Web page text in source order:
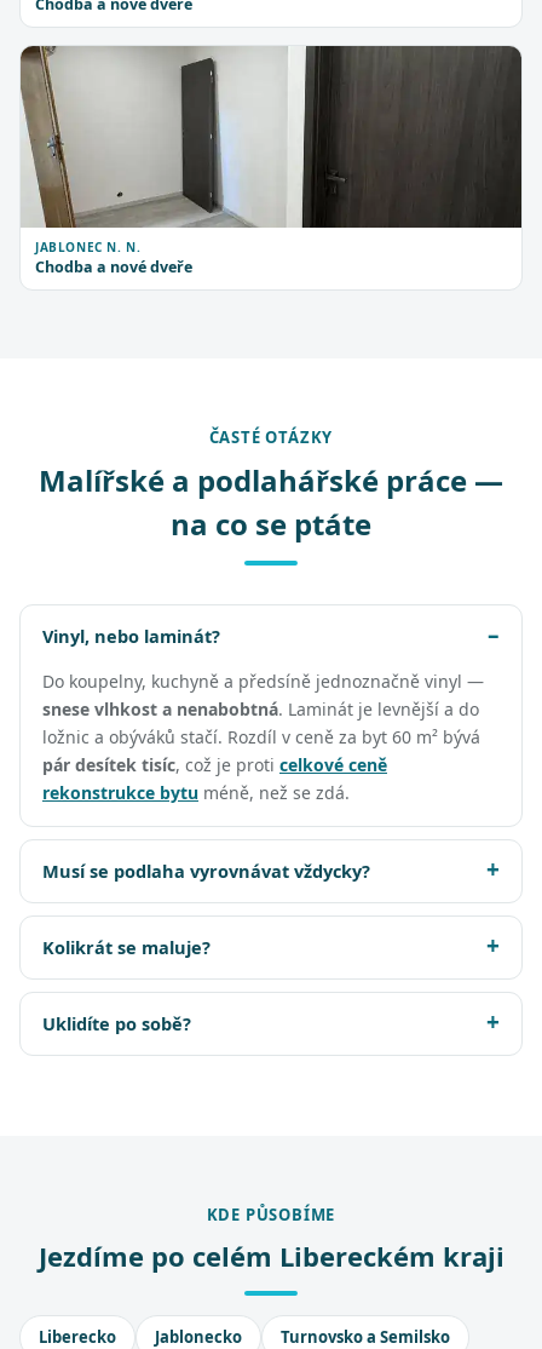
Chodba a nové dveře
JABLONEC N. N.
Chodba a nové dveře
ČASTÉ OTÁZKY
Malířské a podlahářské práce —
na co se ptáte
Vinyl, nebo laminát?
Do koupelny, kuchyně a předsíně jednoznačně vinyl —
snese vlhkost a nenabobtná. Laminát je levnější a do
ložnic a obýváků stačí. Rozdíl v ceně za byt 60 m² bývá
pár desítek tisíc, což je proti celkové ceně
rekonstrukce bytu méně, než se zdá.
Musí se podlaha vyrovnávat vždycky?
Kolikrát se maluje?
Uklidíte po sobě?
KDE PŮSOBÍME
Jezdíme po celém Libereckém kraji
Liberecko Jablonecko Turnovsko a Semilsko